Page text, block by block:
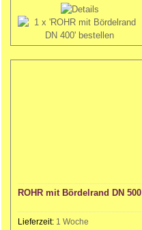
ROHR mit Bördelrand DN 500
Lieferzeit: 1 Woche